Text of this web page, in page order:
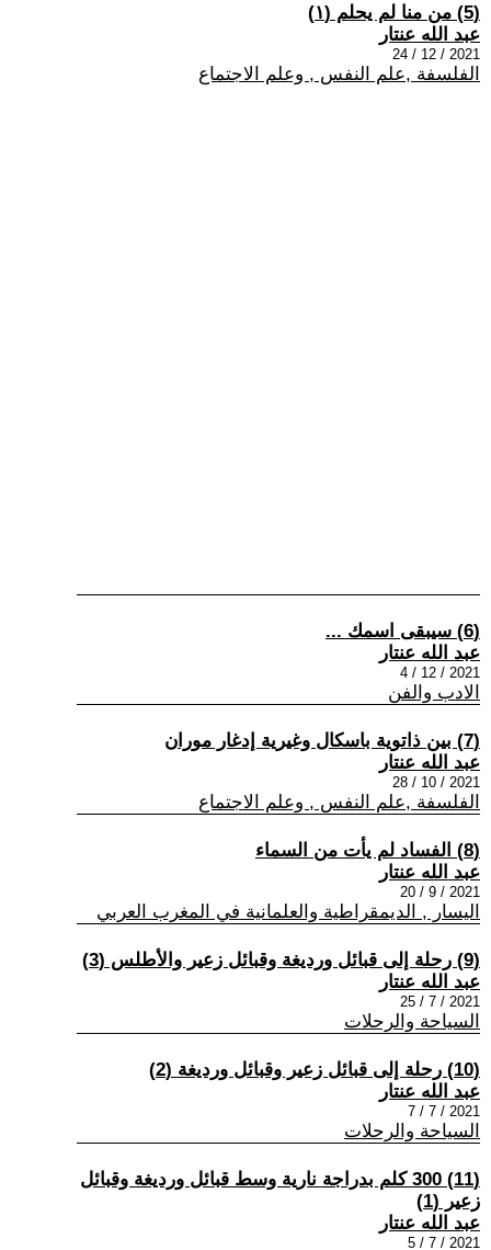
(5) من منا لم يحلم (١)
عبد الله عنتار
2021 / 12 / 24
الفلسفة ,علم النفس , وعلم الاجتماع
(6) سيبقى اسمك ...
عبد الله عنتار
2021 / 12 / 4
الادب والفن
(7) بين ذاتوية باسكال وغيرية إدغار موران
عبد الله عنتار
2021 / 10 / 28
الفلسفة ,علم النفس , وعلم الاجتماع
(8) الفساد لم يأت من السماء
عبد الله عنتار
2021 / 9 / 20
اليسار , الديمقراطية والعلمانية في المغرب العربي
(9) رحلة إلى قبائل ورديغة وقبائل زعير والأطلس (3)
عبد الله عنتار
2021 / 7 / 25
السياحة والرحلات
(10) رحلة إلى قبائل زعير وقبائل ورديغة (2)
عبد الله عنتار
2021 / 7 / 7
السياحة والرحلات
(11) 300 كلم بدراجة نارية وسط قبائل ورديغة وقبائل
زعير (1)
عبد الله عنتار
2021 / 7 / 5